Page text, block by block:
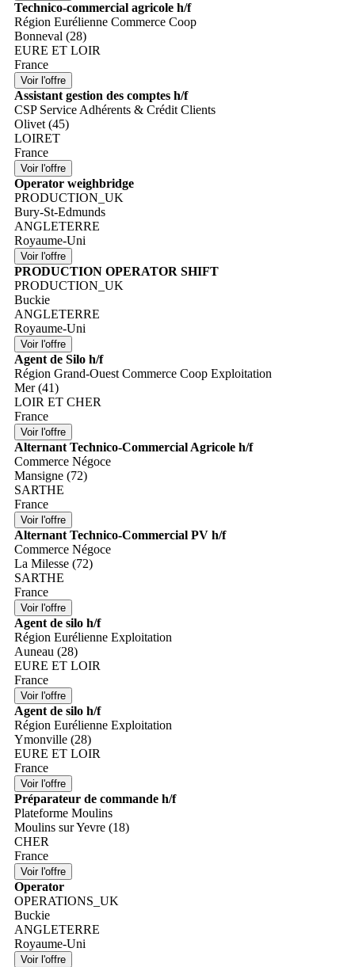
Technico-commercial agricole h/f
Région Eurélienne Commerce Coop
Bonneval (28)
EURE ET LOIR
France
Assistant gestion des comptes h/f
CSP Service Adhérents & Crédit Clients
Olivet (45)
LOIRET
France
Operator weighbridge
PRODUCTION_UK
Bury-St-Edmunds
ANGLETERRE
Royaume-Uni
PRODUCTION OPERATOR SHIFT
PRODUCTION_UK
Buckie
ANGLETERRE
Royaume-Uni
Agent de Silo h/f
Région Grand-Ouest Commerce Coop Exploitation
Mer (41)
LOIR ET CHER
France
Alternant Technico-Commercial Agricole h/f
Commerce Négoce
Mansigne (72)
SARTHE
France
Alternant Technico-Commercial PV h/f
Commerce Négoce
La Milesse (72)
SARTHE
France
Agent de silo h/f
Région Eurélienne Exploitation
Auneau (28)
EURE ET LOIR
France
Agent de silo h/f
Région Eurélienne Exploitation
Ymonville (28)
EURE ET LOIR
France
Préparateur de commande h/f
Plateforme Moulins
Moulins sur Yevre (18)
CHER
France
Operator
OPERATIONS_UK
Buckie
ANGLETERRE
Royaume-Uni